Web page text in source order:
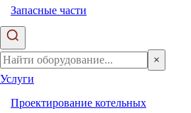
Запасные части
×
Услуги
Проектирование котельных